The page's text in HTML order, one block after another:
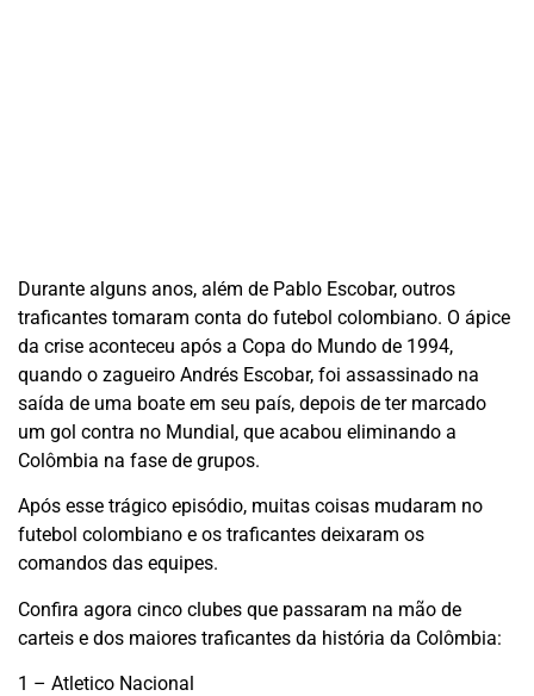
Durante alguns anos, além de Pablo Escobar, outros
traficantes tomaram conta do futebol colombiano. O ápice
da crise aconteceu após a Copa do Mundo de 1994,
quando o zagueiro Andrés Escobar, foi assassinado na
saída de uma boate em seu país, depois de ter marcado
um gol contra no Mundial, que acabou eliminando a
Colômbia na fase de grupos.
Após esse trágico episódio, muitas coisas mudaram no
futebol colombiano e os traficantes deixaram os
comandos das equipes.
Confira agora cinco clubes que passaram na mão de
carteis e dos maiores traficantes da história da Colômbia:
1 – Atletico Nacional